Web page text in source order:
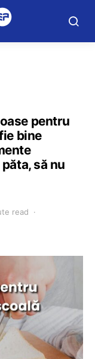
pentru
bine
să nu
read